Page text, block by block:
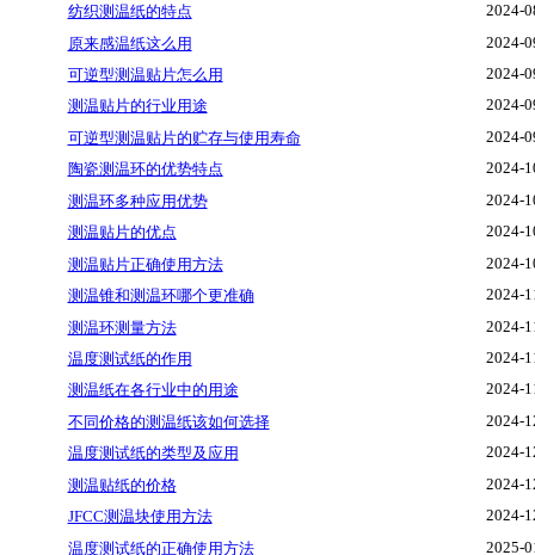
纺织测温纸的特点
2024-
原来感温纸这么用
2024-
可逆型测温贴片怎么用
2024-
测温贴片的行业用途
2024-
可逆型测温贴片的贮存与使用寿命
2024-
陶瓷测温环的优势特点
2024-
测温环多种应用优势
2024-
测温贴片的优点
2024-
测温贴片正确使用方法
2024-
测温锥和测温环哪个更准确
2024-
测温环测量方法
2024-
温度测试纸的作用
2024-
测温纸在各行业中的用途
2024-
不同价格的测温纸该如何选择
2024-
温度测试纸的类型及应用
2024-
测温贴纸的价格
2024-
JFCC测温块使用方法
2024-
温度测试纸的正确使用方法
2025-